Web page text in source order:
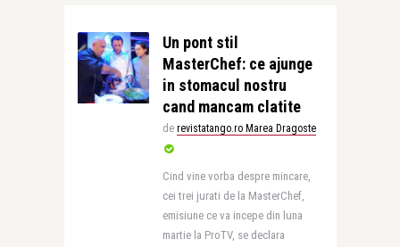
Un pont stil
MasterChef: ce ajunge
in stomacul nostru
cand mancam clatite
de revistatango.ro Marea Dragoste
Cind vine vorba despre mincare,
cei trei jurati de la MasterChef,
emisiune ce va incepe din luna
martie la ProTV, se declara